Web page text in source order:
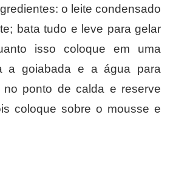
o leite condensado
bata tudo e leve para gelar
isso coloque em uma
a goiabada e a água para
ponto de calda e reserve
coloque sobre o mousse e